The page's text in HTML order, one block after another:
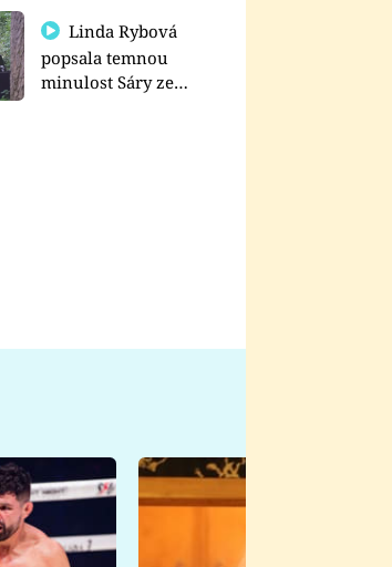
Linda Rybová
popsala temnou
minulost Sáry ze